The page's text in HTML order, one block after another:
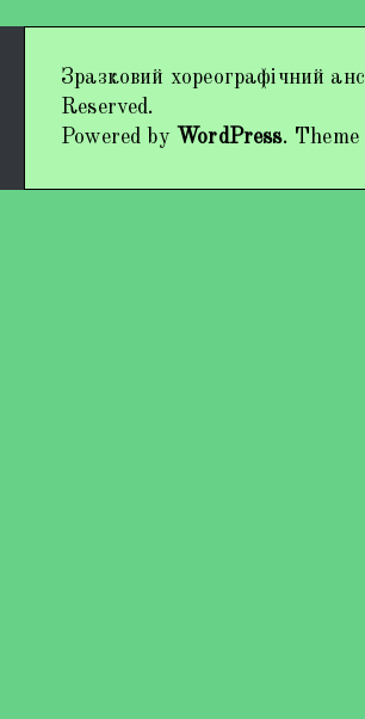
Наші виступи
Працівники колективу
Зразковий хореографічний
Reserved.
Powered by WordPress. Theme